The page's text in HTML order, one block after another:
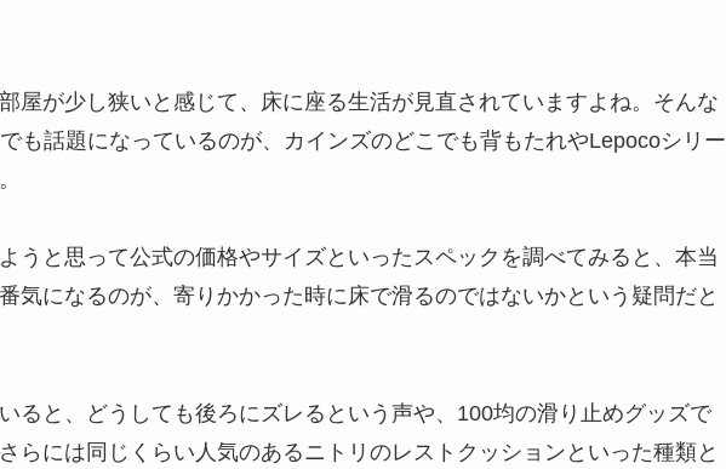
屋が少し狭いと感じて、床に座る生活が見直されていますよね。そんな
も話題になっているのが、カインズのどこでも背もたれやLepocoシリー
うと思って公式の価格やサイズといったスペックを調べてみると、本当
気になるのが、寄りかかった時に床で滑るのではないかという疑問だと
ると、どうしても後ろにズレるという声や、100均の滑り止めグッズで
らには同じくらい人気のあるニトリのレストクッションといった種類と